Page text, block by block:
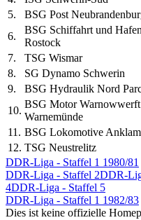
5.
BSG Post
6.
BSG Schiffahrt und Hafen
Rostock
7.
TSG Wismar
8.
SG Dynamo Schwerin
9.
BSG Hydraulik Nord
10.
BSG Motor
Warnemünde
11. BSG Lokomotive Anklam
12. TSG Neustrelitz
DDR-Liga - Staffel 1 1980/81
DDR-Liga - Staffel 2DDR-
4DDR-Liga - Staffel 5
DDR-Liga - Staffel 1 1982/83
Dies ist keine offizielle